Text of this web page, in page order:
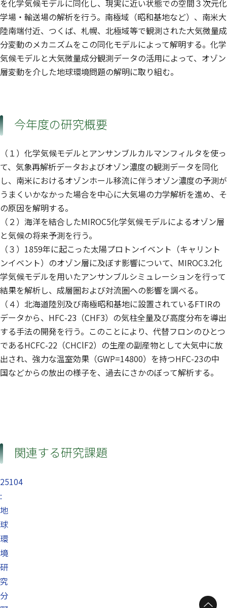
を化学気候モデルに同化し、現実に近い状態での空間３次元化
学場・輸送場の解析を行う。南極域（昭和基地など）、南米大
陸南端付近、つくば、札幌、北極域等で観測された大気微量成
分変動のメカニズムをこの同化モデルによって解明する。化学
気候モデルと大気微量成分観測データの活用によって、オゾン
層変動を介した地球環境問題の解明に取り組む。
今年度の研究概要
（１）化学気候モデルとアンサンブルカルマンフィルタを使っ
て、気象再解析データおよびオゾン濃度の観測データを同化
し、南米におけるオゾンホール移流に伴うオゾン濃度の予測が
うまくいかなかった場合を中心に大気場の力学解析を進め、そ
の原因を解明する。
（２）海洋を結合したMIROC5化学気候モデルによるオゾン層
と気候の将来予測を行う。
（３）1859年に起こった太陽プロトンイベント（キャリント
ンイベント）のオゾン層に及ぼす影響について、MIROC3.2化
学気候モデルを用いたアンサンブルシミュレーションを行って
結果を解析し、成層圏および対流圏への影響を調べる。
（４）北海道陸別及び南極昭和基地に設置されているFTIRの
データから、HFC-23（CHF3）の気柱全量及び高度分布を導出
する手法の開発を行う。このことにより、代替フロンのひとつ
であるHCFC-22（CHClF2）の生産の副産物として大気中に放
出され、強力な温室効果（GWP=14800）を持つHFC-23の中
国などからの放出の様子を、過去にさかのぼって解析する。
関連する研究課題
25104
:
地
球
環
境
研
究
分